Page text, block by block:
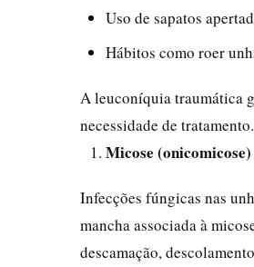
Uso de sapatos
Hábitos como roer
A leuconíquia traumática
necessidade de tratamento.
Micose (onicomicose)
Infecções fúngicas nas
mancha associada à
descamação,